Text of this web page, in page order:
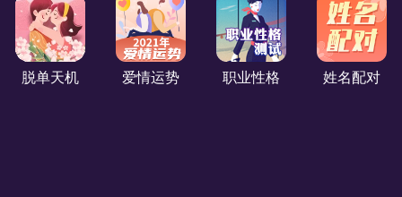
帽**先生
脱单天机 爱情运势 职业性格 姓名配对